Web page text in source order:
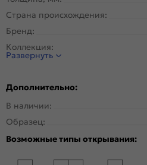
Страна происхождения:
Бренд:
Коллекция:
Стиль:
Система открывания:
Конструкция двери:
Цвет:
Общий цвет:
Вес, кг:
Развернуть
Дополнительно:
В наличии:
Образец:
Возможные типы открывания: